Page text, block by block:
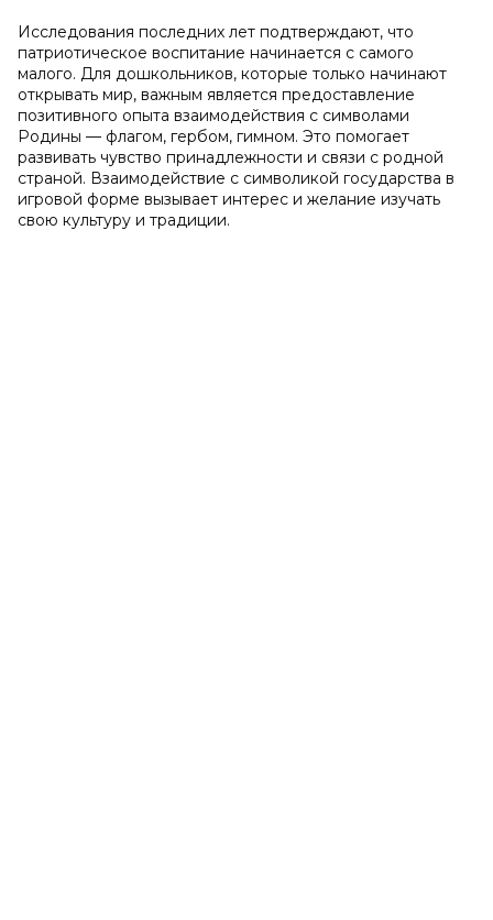
Исследования последних лет подтверждают, что
патриотическое воспитание начинается с самого
малого. Для дошкольников, которые только начинают
открывать мир, важным является предоставление
позитивного опыта взаимодействия с символами
Родины — флагом, гербом, гимном. Это помогает
развивать чувство принадлежности и связи с родной
страной. Взаимодействие с символикой государства в
игровой форме вызывает интерес и желание изучать
свою культуру и традиции.